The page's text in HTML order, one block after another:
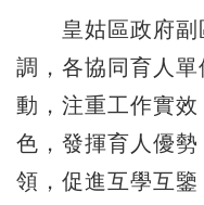
皇姑區政府副
調，各協同育人
動，注重工作實
色，發揮育人優
領，促進互學互